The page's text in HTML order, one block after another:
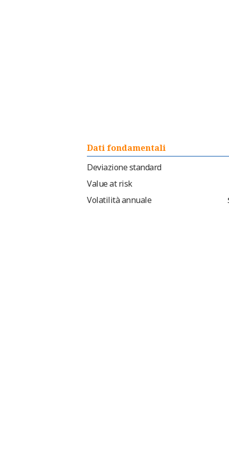
Dati fondamentali
Deviazione standard
Value at risk
Volatilità annuale